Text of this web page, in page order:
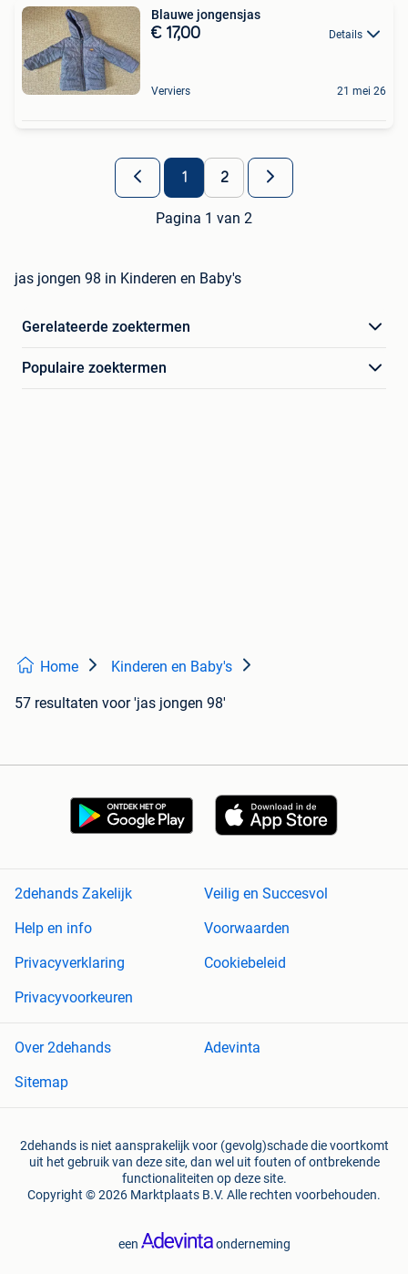
Blauwe jongensjas
€ 17,00 Details
Verviers 21 mei 26
1 2
Pagina 1 van 2
jas jongen 98 in Kinderen en Baby's
Gerelateerde zoektermen
Populaire zoektermen
Home Kinderen en Baby's
57 resultaten voor 'jas jongen 98'
2dehands Zakelijk
Veilig en Succesvol
Help en info
Voorwaarden
Privacyverklaring
Cookiebeleid
Privacyvoorkeuren
Over 2dehands
Adevinta
Sitemap
2dehands is niet aansprakelijk voor (gevolg)schade die voortkomt
uit het gebruik van deze site, dan wel uit fouten of ontbrekende
functionaliteiten op deze site.
Copyright © 2026 Marktplaats B.V. Alle rechten voorbehouden.
een onderneming